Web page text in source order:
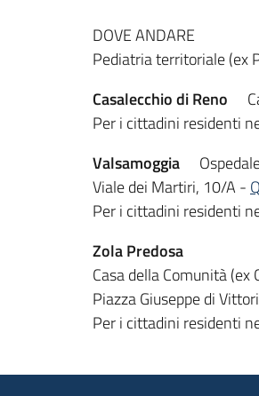
DOVE ANDARE
Pediatria territoriale (ex
Casalecchio di Reno
Per i cittadini residenti
Valsamoggia
Viale dei Martiri, 10/A -
Per i cittadini residenti
Zola Predosa
Casa della Comunità (ex
Piazza Giuseppe di
Per i cittadini residenti